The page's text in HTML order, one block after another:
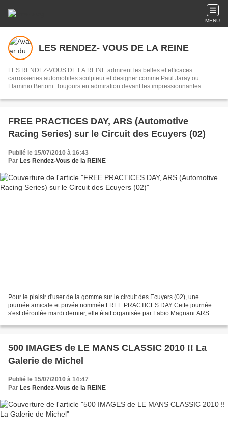
MENU
LES RENDEZ- VOUS DE LA REINE
LES RENDEZ-VOUS DE LA REINE admirent les belles et efficaces
carrosseries automobiles sculpteur et designer comme Paul Jaray ou
Flaminio Bertoni. Toujours en admiration devant les impressionnantes
souvenirs des courses du Mans ou de la Can - Am.
FREE PRACTICES DAY, ARS (Automotive
Racing Series) sur le Circuit des Ecuyers (02)
Publié le 15/07/2010 à 16:43
Par Les Rendez-Vous de la REINE
Pour le plaisir d'user de la gomme sur le circuit des Ecuyers (02), une
journée amicale et privée nommée FREE PRACTICES DAY Cette journée
s'est déroulée mardi dernier, elle était organisée par Fabio Magnani ARS
500 IMAGES de LE MANS CLASSIC 2010 !! La
Galerie de Michel
Publié le 15/07/2010 à 14:47
Par Les Rendez-Vous de la REINE